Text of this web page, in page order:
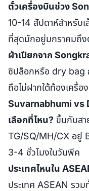
ตั๋วเครื่องบินช่วง
10-14 สัปดาห์สำหรับ
ที่สุดมักอยู่มกราคมถึ
ผ้าเปียกจาก
ซิปล็อกหรือ dry bag กั
ถือไม่ฝากใต้ท้องเครื่อง
Suvarnabhumi vs
เลือกที่ไหน? ขึ้นกับสา
TG/SQ/MH/CX อยู่
3-4 ชั่วโมงในวันพีค
ประเทศไหนใน
ประเทศ ASEAN รวม